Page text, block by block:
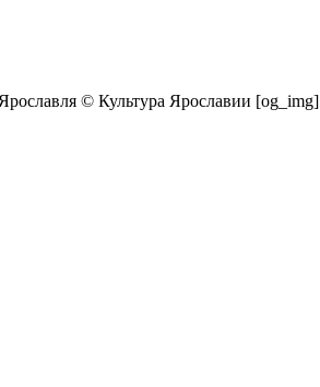
© Культура Ярославии [og_img]